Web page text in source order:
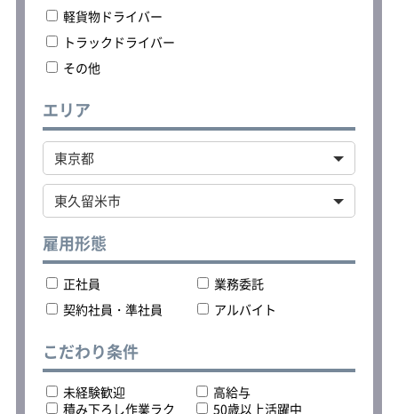
＜車両の持ち込み歓迎＞
車体カラーがシルバーまたはホワイト
の軽自動車（軽バン）を持ち込み可能
持ち込みを希望される方はご応募の際
軽貨物ドライバー
トラックドライバー
その他
エリア
雇用形態
正社員
業務委託
契約社員・準社員
アルバイト
こだわり条件
未経験歓迎
高給与
積み下ろし作業ラク
50歳以上活躍中